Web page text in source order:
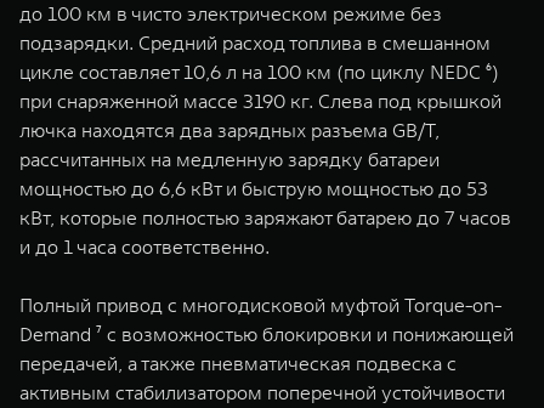
до 100 км в чисто электрическом режиме без
подзарядки. Средний расход топлива в смешанном
цикле составляет 10,6 л на 100 км (по циклу NEDC ⁶)
при снаряженной массе 3190 кг. Cлева под крышкой
лючка находятся два зарядных разъема GB/T,
рассчитанных на медленную зарядку батареи
мощностью до 6,6 кВт и быструю мощностью до 53
кВт, которые полностью заряжают батарею до 7 часов
и до 1 часа соответственно.
Полный привод с многодисковой муфтой Torque-on-
Demand ⁷ с возможностью блокировки и понижающей
передачей, а также пневматическая подвеска с
активным стабилизатором поперечной устойчивости